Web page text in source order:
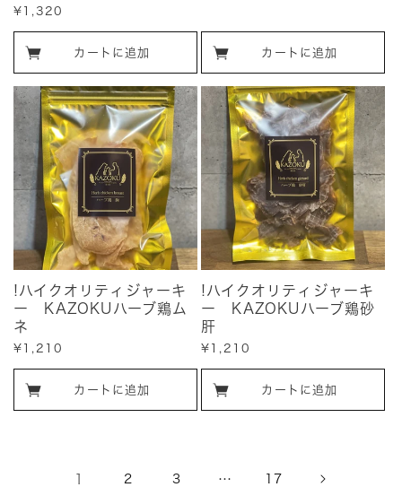
販
価
¥1,320
カートに追加
格
カートに追加
!ハイクオリティジャーキ
ー KAZOKUハーブ鶏ム
ネ
販
価
¥1,210
カートに追加
!ハイクオリティジャーキ
ー KAZOKUハーブ鶏砂
肝
販
価
¥1,210
カートに追加
1 2 3 … 17